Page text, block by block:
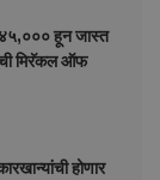
४५,००० हून जास्त
मिरॅकल ऑफ
होणार